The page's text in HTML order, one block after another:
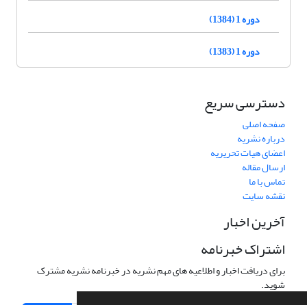
دوره 1 (1384)
دوره 1 (1383)
دسترسی سریع
صفحه اصلی
درباره نشریه
اعضای هیات تحریریه
ارسال مقاله
تماس با ما
نقشه سایت
آخرین اخبار
اشتراک خبرنامه
برای دریافت اخبار و اطلاعیه های مهم نشریه در خبرنامه نشریه مشترک
شوید.